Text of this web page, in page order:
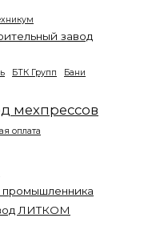
завод
БТК Групп
Бани
мехпрессов
оплата
промышленника
ЛИТКОМ